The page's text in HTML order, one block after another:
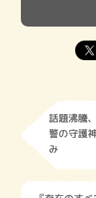
話題沸騰
警の守護
み